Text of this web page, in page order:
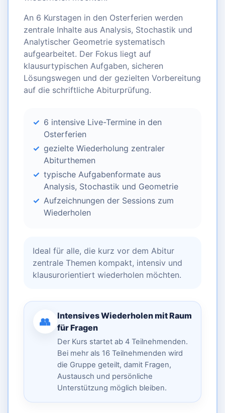
An 6 Kurstagen in den Osterferien werden
zentrale Inhalte aus Analysis, Stochastik und
Analytischer Geometrie systematisch
aufgearbeitet. Der Fokus liegt auf
klausurtypischen Aufgaben, sicheren
Lösungswegen und der gezielten Vorbereitung
auf die schriftliche Abiturprüfung.
6 intensive Live-Termine in den
Osterferien
gezielte Wiederholung zentraler
Abiturthemen
typische Aufgabenformate aus
Analysis, Stochastik und Geometrie
Aufzeichnungen der Sessions zum
Wiederholen
Ideal für alle, die kurz vor dem Abitur
zentrale Themen kompakt, intensiv und
klausurorientiert wiederholen möchten.
👥
Intensives Wiederholen mit Raum
für Fragen
Der Kurs startet ab 4 Teilnehmenden.
Bei mehr als 16 Teilnehmenden wird
die Gruppe geteilt, damit Fragen,
Austausch und persönliche
Unterstützung möglich bleiben.